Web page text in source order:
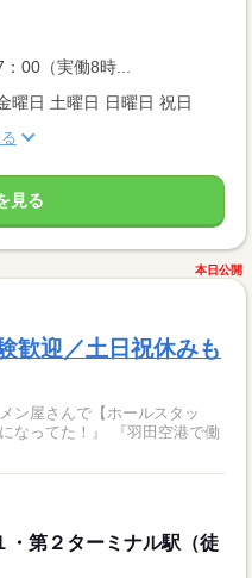
：00（実働8時...
曜日 土曜日 日曜日 祝日
見る
本日公開
歓迎／土日祝休みも
ン屋さんで【ホールスタッ
・第２ターミナル駅（徒